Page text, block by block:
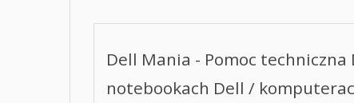
Dell Mania - Pomoc
notebookach Dell /